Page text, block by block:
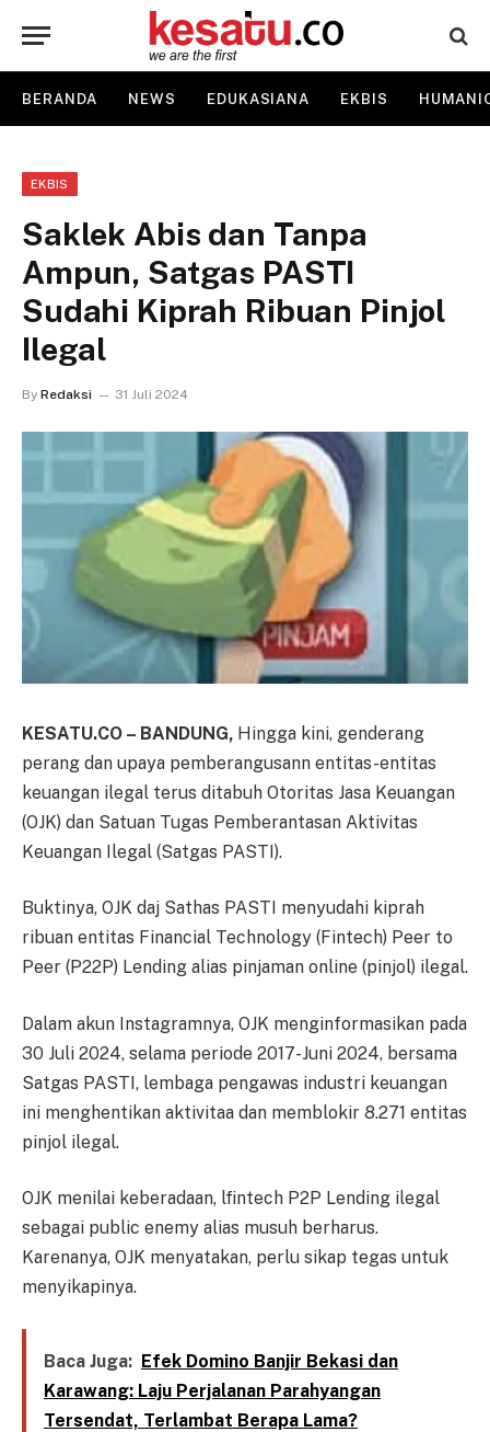
BERANDA NEWS EDUKASIANA EKBIS
EKBIS
Saklek Abis dan Tanpa
Ampun, Satgas PASTI
Sudahi Kiprah Ribuan Pinjol
Ilegal
By Redaksi 31 Juli 2024
KESATU.CO – BANDUNG, Hingga kini, genderang
perang dan upaya pemberangusann entitas-entitas
keuangan ilegal terus ditabuh Otoritas Jasa Keuangan
(OJK) dan Satuan Tugas Pemberantasan Aktivitas
Keuangan Ilegal (Satgas PASTI).
Buktinya, OJK daj Sathas PASTI menyudahi kiprah
ribuan entitas Financial Technology (Fintech) Peer to
Peer (P22P) Lending alias pinjaman online (pinjol) ilegal.
Dalam akun Instagramnya, OJK menginformasikan pada
30 Juli 2024, selama periode 2017-Juni 2024, bersama
Satgas PASTI, lembaga pengawas industri keuangan
ini menghentikan aktivitaa dan memblokir 8.271 entitas
pinjol ilegal.
OJK menilai keberadaan, lfintech P2P Lending ilegal
sebagai public enemy alias musuh berharus.
Karenanya, OJK menyatakan, perlu sikap tegas untuk
menyikapinya.
Baca Juga: Efek Domino Banjir Bekasi dan
Karawang: Laju Perjalanan Parahyangan
Tersendat, Terlambat Berapa Lama?